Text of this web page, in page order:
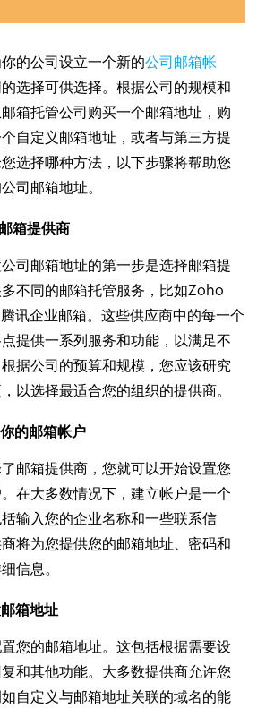
公司设立一个新的公司邮箱帐
的选择可供选择。根据公司的规模和
箱托管公司购买一个邮箱地址，购
自定义邮箱地址，或者与第三方提
选择哪种方法，以下步骤将帮助您
司邮箱地址。
箱提供商
邮箱地址的第一步是选择邮箱提
不同的邮箱托管服务，比如Zoho
讯企业邮箱。这些供应商中的每一个
提供一系列服务和功能，以满足不
据公司的预算和规模，您应该研究
以选择最适合您的组织的提供商。
的邮箱帐户
箱提供商，您就可以开始设置您
在大多数情况下，建立帐户是一个
输入您的企业名称和一些联系信
将为您提供您的邮箱地址、密码和
信息。
箱地址
的邮箱地址。这包括根据需要设
和其他功能。大多数提供商允许您
自定义与邮箱地址关联的域名的能